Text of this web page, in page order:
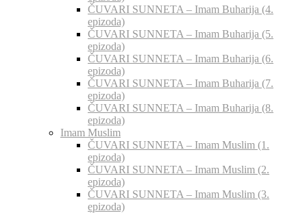
ČUVARI SUNNETA – Imam Buharija (4.
epizoda)
ČUVARI SUNNETA – Imam Buharija (5.
epizoda)
ČUVARI SUNNETA – Imam Buharija (6.
epizoda)
ČUVARI SUNNETA – Imam Buharija (7.
epizoda)
ČUVARI SUNNETA – Imam Buharija (8.
epizoda)
Imam Muslim
ČUVARI SUNNETA – Imam Muslim (1.
epizoda)
ČUVARI SUNNETA – Imam Muslim (2.
epizoda)
ČUVARI SUNNETA – Imam Muslim (3.
epizoda)